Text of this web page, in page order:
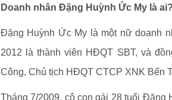
Doanh nhân Đặng Huỳnh Ức My là ai?
Đặng Huỳnh Ức My là một nữ doanh
2012 là thành viên HĐQT SBT, và
Công, Chủ tịch HĐQT CTCP XNK Bến
Tháng 7/2009, cô con gái 28 tuổi